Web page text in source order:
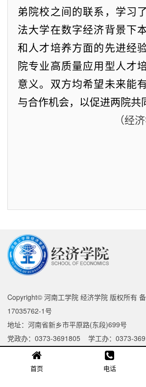
弟院校之间的联系，学习
法大学在数字经济背景下
和人才培养方面的先进经
院专业高质量应用型人才
意义。双方均希望未来能
与合作机会，以促进两院共
（经
Copyright© 河南工学院 经济学院 版权所有
17035762-1号
地址：河南省新乡市平原路(东段)699号
党政办：0373-3691805 学工办：0373-
首页 电话